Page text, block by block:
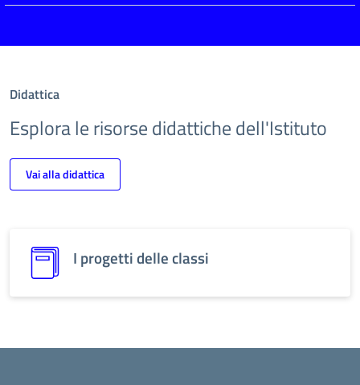
Didattica
Esplora le risorse didattiche dell'Istituto
Vai alla didattica
I progetti delle classi